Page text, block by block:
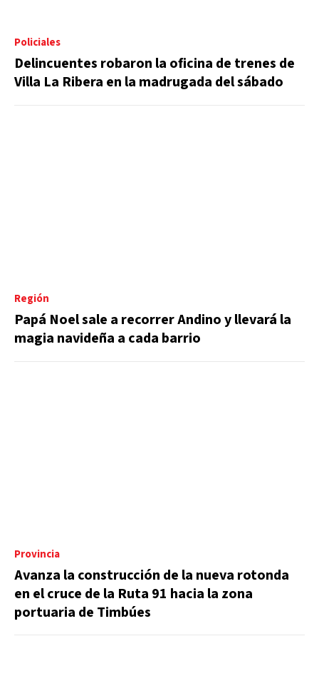
Policiales
Delincuentes robaron la oficina de trenes de
Villa La Ribera en la madrugada del sábado
Región
Papá Noel sale a recorrer Andino y llevará la
magia navideña a cada barrio
Provincia
Avanza la construcción de la nueva rotonda
en el cruce de la Ruta 91 hacia la zona
portuaria de Timbúes